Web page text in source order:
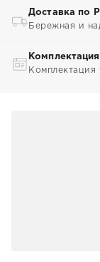
Доставка по
Бережная и
Комплектация